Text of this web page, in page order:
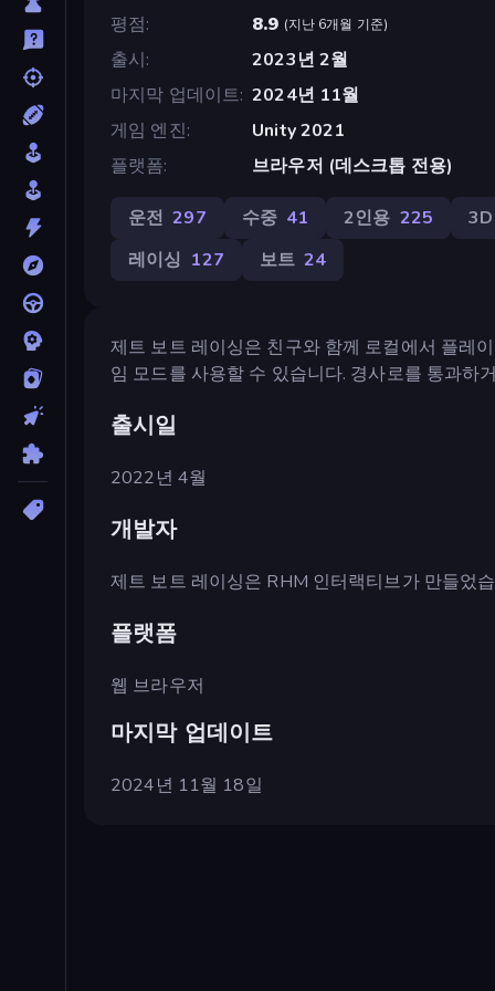
평점
8.9 (지난 6개월 기준)
출시
2023년 2월
마지막 업데이트 2024년 11월
게임 엔진
Unity 2021
플랫폼
브라우저 (데스크톱 전용)
운전 297 수중 41 2인용 225
3D
레이싱 127 보트 24
제트 보트 레이싱은 친구와 함께 로컬에서 플레
임 모드를 사용할 수 있습니다. 경사로를 통과하
출시일
2022년 4월
개발자
제트 보트 레이싱은 RHM 인터랙티브가 만들었
플랫폼
웹 브라우저
마지막 업데이트
2024년 11월 18일